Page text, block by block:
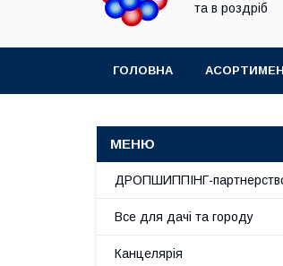
та в роздріб
ГОЛОВНА
ДРОПШИППІНГ-
Все для дачі та городу
Канцелярія